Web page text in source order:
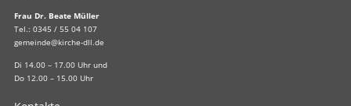
Frau Dr. Beate Müller
Tel.: 0345 / 55 04 107
gemeinde@kirche-dll.de
Di 14.00 – 17.00 Uhr und
Do 12.00 – 15.00 Uhr